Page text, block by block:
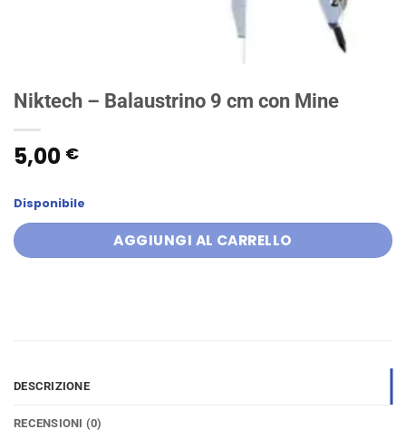
Niktech – Balaustrino 9 cm con Mine
5,00 €
Disponibile
AGGIUNGI AL CARRELLO
DESCRIZIONE
RECENSIONI (0)